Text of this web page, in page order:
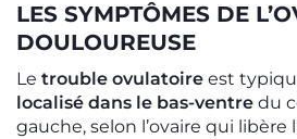
LES SYMPTÔMES DE
DOULOUREUSE
Le trouble ovulatoire est
localisé dans le bas-ventre du
gauche, selon l’ovaire qui libère